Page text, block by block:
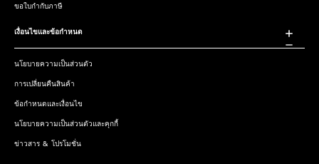
ขอใบกำกับภาษี
เงื่อนไขและข้อกำหนด
นโยบายความเป็นส่วนตัว
การเปลี่ยนคืนสินค้า
ข้อกำหนดและเงื่อนไข
นโยบายความเป็นส่วนตัวและคุกกี้
ข่าวสาร & โปรโมชั่น